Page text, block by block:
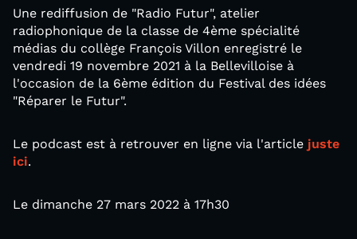
Une rediffusion de "Radio Futur", atelier
radiophonique de la classe de 4ème spécialité
médias du collège François Villon enregistré le
vendredi 19 novembre 2021 à la Bellevilloise à
l'occasion de la 6ème édition du Festival des idées
"Réparer le Futur".
Le podcast est à retrouver en ligne via l'article juste
ici.
Le dimanche 27 mars 2022 à 17h30